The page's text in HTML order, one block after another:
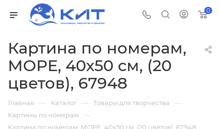
0
Картина по номерам,
МОРЕ, 40х50 см, (20
цветов), 67948
Главная — Каталог — Товары для творчества —
Картины по номерам —
Картина по номерам, МОРЕ, 40х50 см, (20 цветов), 67948